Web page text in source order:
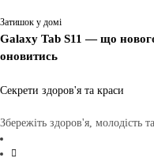
Затишок у домі
Galaxy Tab S11 — що
оновитись
Секрети здоров'я та краси
Збережіть здоров'я, молодість